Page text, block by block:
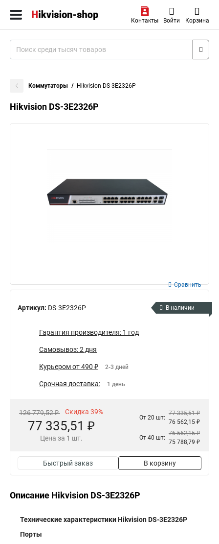
Контакты Войти Корзина
Коммутаторы Hikvision DS-3E2326P
Hikvision DS-3E2326P
Артикул: DS-3E2326P
Сравнить
В наличии
Гарантия производителя: 1 год
Самовывоз: 2 дня
Курьером от 490 ₽ 2-3 дней
Срочная доставка: 1 день
126 779,52 ₽ Скидка 39%
77 335,51 ₽
Цена за 1 шт.
От 20 шт:
77 335,51 ₽
76 562,15 ₽
От 40 шт:
76 562,15 ₽
75 788,79 ₽
Быстрый заказ В корзину
Описание Hikvision DS-3E2326P
Технические характеристики Hikvision DS-3E2326P
Порты